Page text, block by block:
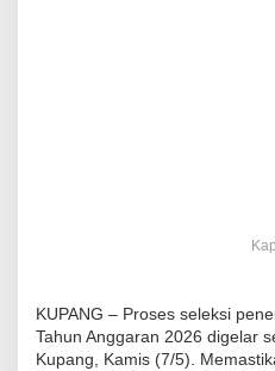
KUPANG – Proses seleksi
Tahun Anggaran 2026 digelar
Kupang, Kamis (7/5).